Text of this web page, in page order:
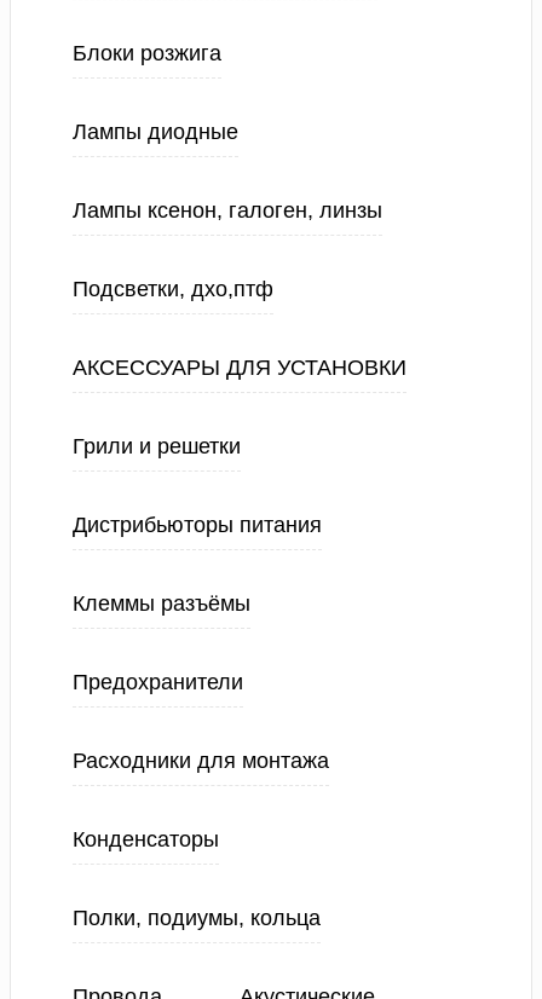
Блоки розжига
Лампы диодные
Лампы ксенон, галоген, линзы
Подсветки, дхо,птф
АКСЕССУАРЫ ДЛЯ УСТАНОВКИ
Грили и решетки
Дистрибьюторы питания
Клеммы разъёмы
Предохранители
Расходники для монтажа
Конденсаторы
Полки, подиумы, кольца